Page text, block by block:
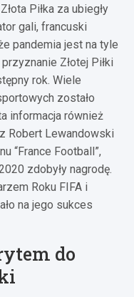
Piłka za ubiegły
gali, francuski
pandemia jest na tyle
Złotej Piłki
rok. Wiele
zostało
informacja również
Robert Lewandowski
“France Football”,
zdobyły nagrodę.
Roku FIFA i
na jego sukces
do